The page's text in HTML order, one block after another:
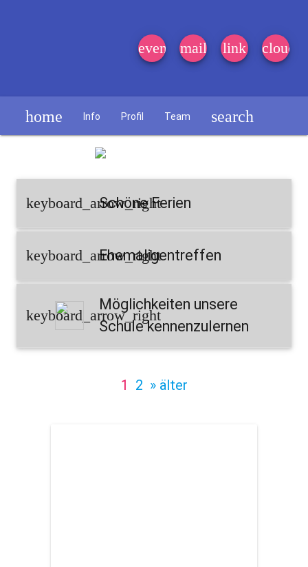
event_note
mail link cloud
home Info Profil Team search
keyboard_arrow_right
Schöne Ferien
keyboard_arrow_rightEhemaligentreffen
keyboard_arrow_right
Möglichkeiten unsere
Schule kennenzulernen
1 2 » älter